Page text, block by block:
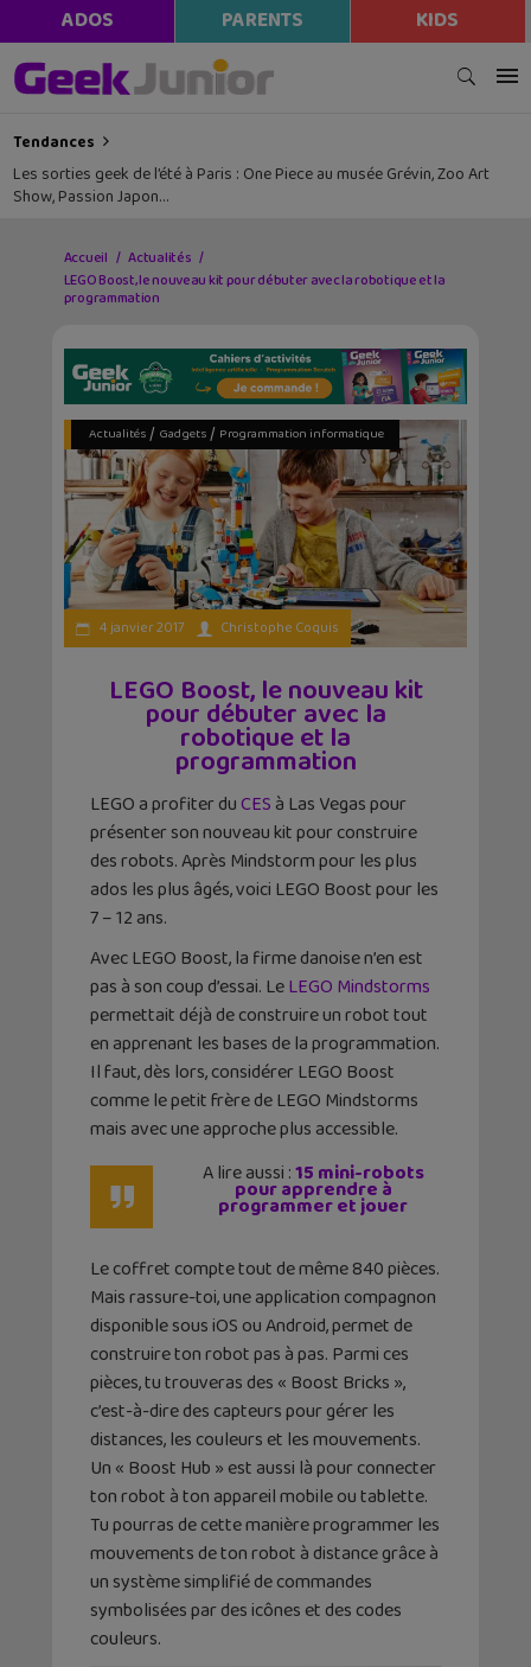
ADOS PARENTS KIDS
Tendances
Les sorties geek de l’été à Paris : One Piece au musée Grévin, Zoo Art
Show, Passion Japon…
Accueil
Actualités
LEGO Boost, le nouveau kit pour débuter avec la robotique et la
programmation
Actualités/ Gadgets/ Programmation informatique
4 janvier 2017 Christophe Coquis
LEGO Boost, le nouveau kit
pour débuter avec la
robotique et la
programmation
LEGO a profiter duCES à Las Vegas pour
présenter son nouveau kit pour construire
des robots. Après Mindstorm pour les plus
ados les plus âgés, voici LEGO Boost pour les
7 – 12 ans.
Avec LEGO Boost, la firme danoise n’en est
pas à son coup d’essai. LeLEGO Mindstorms
permettait déjà de construire un robot tout
en apprenant les bases de la programmation.
Il faut, dès lors, considérer LEGO Boost
comme le petit frère de LEGO Mindstorms
mais avec une approche plus accessible.
A lire aussi :15 mini-robots
pour apprendre à
programmer et jouer
Le coffret compte tout de même 840 pièces.
Mais rassure-toi, une application compagnon
disponible sous iOS ou Android, permet de
construire ton robot pas à pas. Parmi ces
pièces, tu trouveras des « Boost Bricks »,
c’est-à-dire des capteurs pour gérer les
distances, les couleurs et les mouvements.
Un « Boost Hub » est aussi là pour connecter
ton robot à ton appareil mobile ou tablette.
Tu pourras de cette manière programmer les
mouvements de ton robot à distance grâce à
un système simplifié de commandes
symbolisées par des icônes et des codes
couleurs.